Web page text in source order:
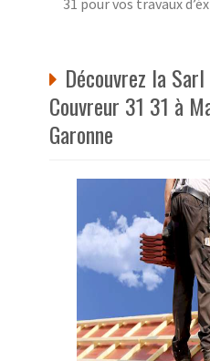
Découvrez la
Couvreur 31 31 à
Garonne